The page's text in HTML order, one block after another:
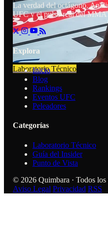
Laboratorio Técnico
La verdad del octágono.
UFC y el pulso real del MMA
Explora
Inicio
Blog
Rankings
Eventos UFC
Peleadores
Categorías
Laboratorio Técnico
Guía del Insider
Punto de Vista
© 2026 Quimbara · Todos los
Aviso Legal Privacidad RSS